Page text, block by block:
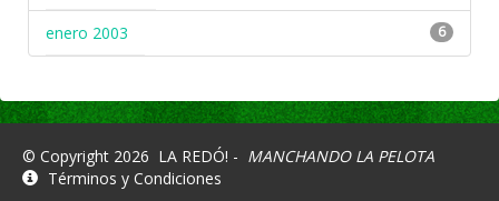
enero 2003 6
© Copyright 2026 LA REDÓ! - MANCHANDO LA PELOTA
Términos y Condiciones